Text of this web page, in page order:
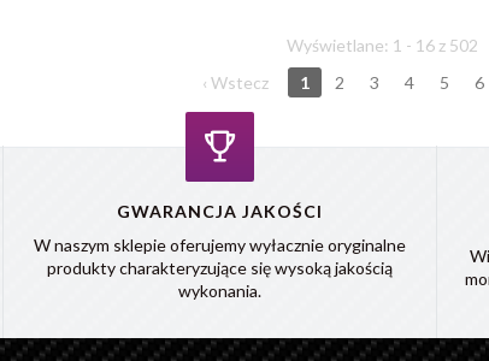
Wyświetlane: 1 - 16 z 502
‹ Wstecz
1 2 3 4 5 6
GWARANCJA JAKOŚCI
W naszym sklepie oferujemy wyłacznie oryginalne
produkty charakteryzujące się wysoką jakością
wykonania.